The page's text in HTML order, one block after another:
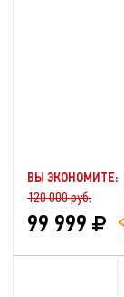
ВЫ ЭКОНОМИТЕ:
120 000 руб.
99 999